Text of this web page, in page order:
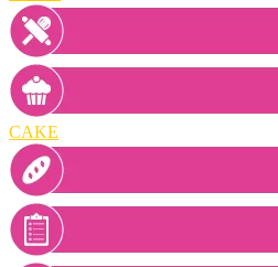
CAKE